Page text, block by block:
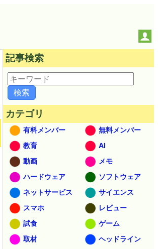
記事検索
カテゴリ
有料メンバー
無料メンバー
教育
AI
動画
メモ
ハードウェア
ソフトウェア
ネットサービス
サイエンス
スマホ
レビュー
試食
ゲーム
取材
ヘッドライン